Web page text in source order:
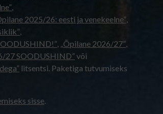
,
2025/26: eesti ja venekeelne”,
,
, „Õpilane 2026/27”,
27 SOODUSHIND”või
litsentsi. Paketiga tutvumiseks
sisse.